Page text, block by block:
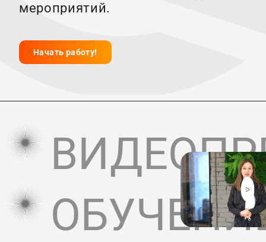
мероприятий.
Начать работу!